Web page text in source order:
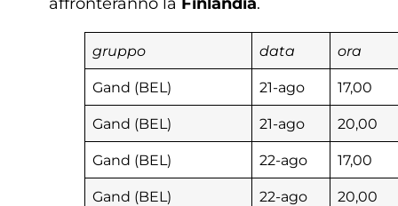
gruppo data ora
Gand (BEL) 21-ago 17,00
Gand (BEL) 21-ago 20,00
Gand (BEL) 22-ago 17,00
Gand (BEL) 22-ago 20,00